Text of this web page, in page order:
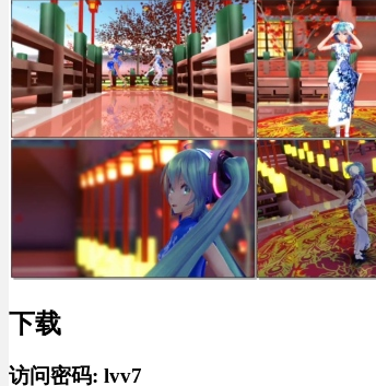
下载
访问密码: lvv7